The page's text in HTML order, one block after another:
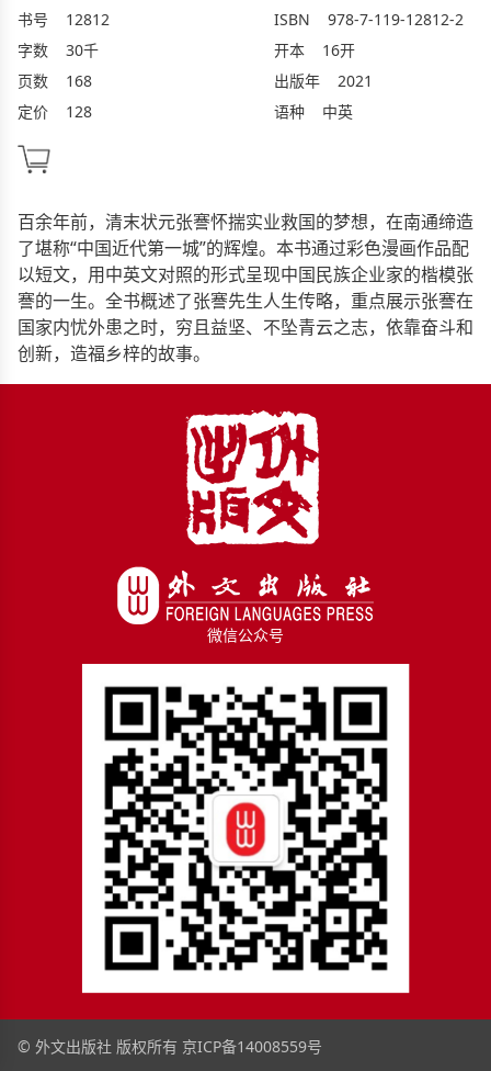
书号
12812
字数
30千
页数
168
定价
128
ISBN
978-7-119-12812-2
开本
16开
出版年
2021
语种
中英
百余年前，清末状元张謇怀揣实业救国的梦想，在南通缔造
了堪称“中国近代第一城”的辉煌。本书通过彩色漫画作品配
以短文，用中英文对照的形式呈现中国民族企业家的楷模张
謇的一生。全书概述了张謇先生人生传略，重点展示张謇在
国家内忧外患之时，穷且益坚、不坠青云之志，依靠奋斗和
创新，造福乡梓的故事。
微信公众号
© 外文出版社 版权所有 京ICP备14008559号